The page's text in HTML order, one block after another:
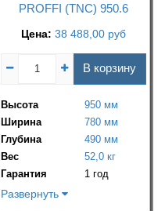
PROFFI (TNC) 950.6
Цена: 38 488,00 руб
В корзину
Высота
950 мм
Ширина
780 мм
Глубина
490 мм
Вес
52,0 кг
Гарантия
1 год
Развернуть